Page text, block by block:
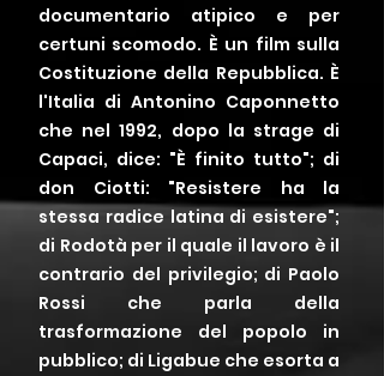
documentario atipico e per
certuni scomodo. È un film sulla
Costituzione della Repubblica. È
l'Italia di Antonino Caponnetto
che nel 1992, dopo la strage di
Capaci, dice: "È finito tutto"; di
don Ciotti: "Resistere ha la
stessa radice latina di esistere";
di Rodotà per il quale il lavoro è il
contrario del privilegio; di Paolo
Rossi che parla della
trasformazione del popolo in
pubblico; di Ligabue che esorta a